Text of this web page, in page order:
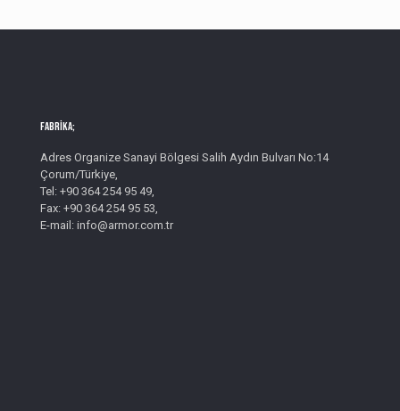
Fabrika;
Adres Organize Sanayi Bölgesi Salih Aydın Bulvarı No:14
Çorum/Türkiye,
Tel: +90 364 254 95 49,
Fax: +90 364 254 95 53,
E-mail: info@armor.com.tr